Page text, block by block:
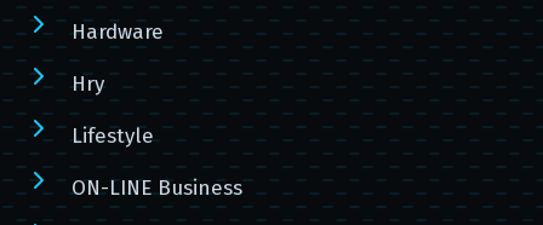
Hardware
Hry
Lifestyle
ON-LINE Business